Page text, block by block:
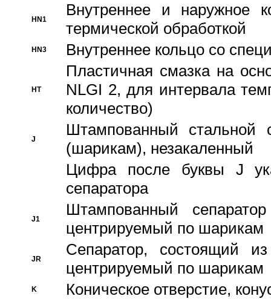
HN1
Bнутреннее и наружное
термической обработкой
HN3 Внутреннее кольцо со
HT
Пластичная смазка на
NLGI 2, для интервала
количество)
J
Штампованный стальной
(шарикам), незакаленный
Цифра после буквы J
сепаратора
J1
Штампованный
центрируемый по шарикам
JR
Сепаратор, состоящий
центрируемый по шарикам
K Коническое отверстие,